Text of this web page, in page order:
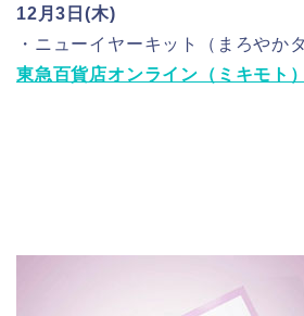
12月3日(木)
・ニューイヤーキット（まろやか
東急百貨店オンライン（ミキモト）